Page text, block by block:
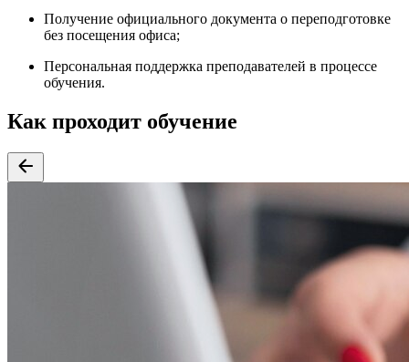
Получение официального документа о переподготовке
без посещения офиса;
Персональная поддержка преподавателей в процессе
обучения.
Как проходит обучение